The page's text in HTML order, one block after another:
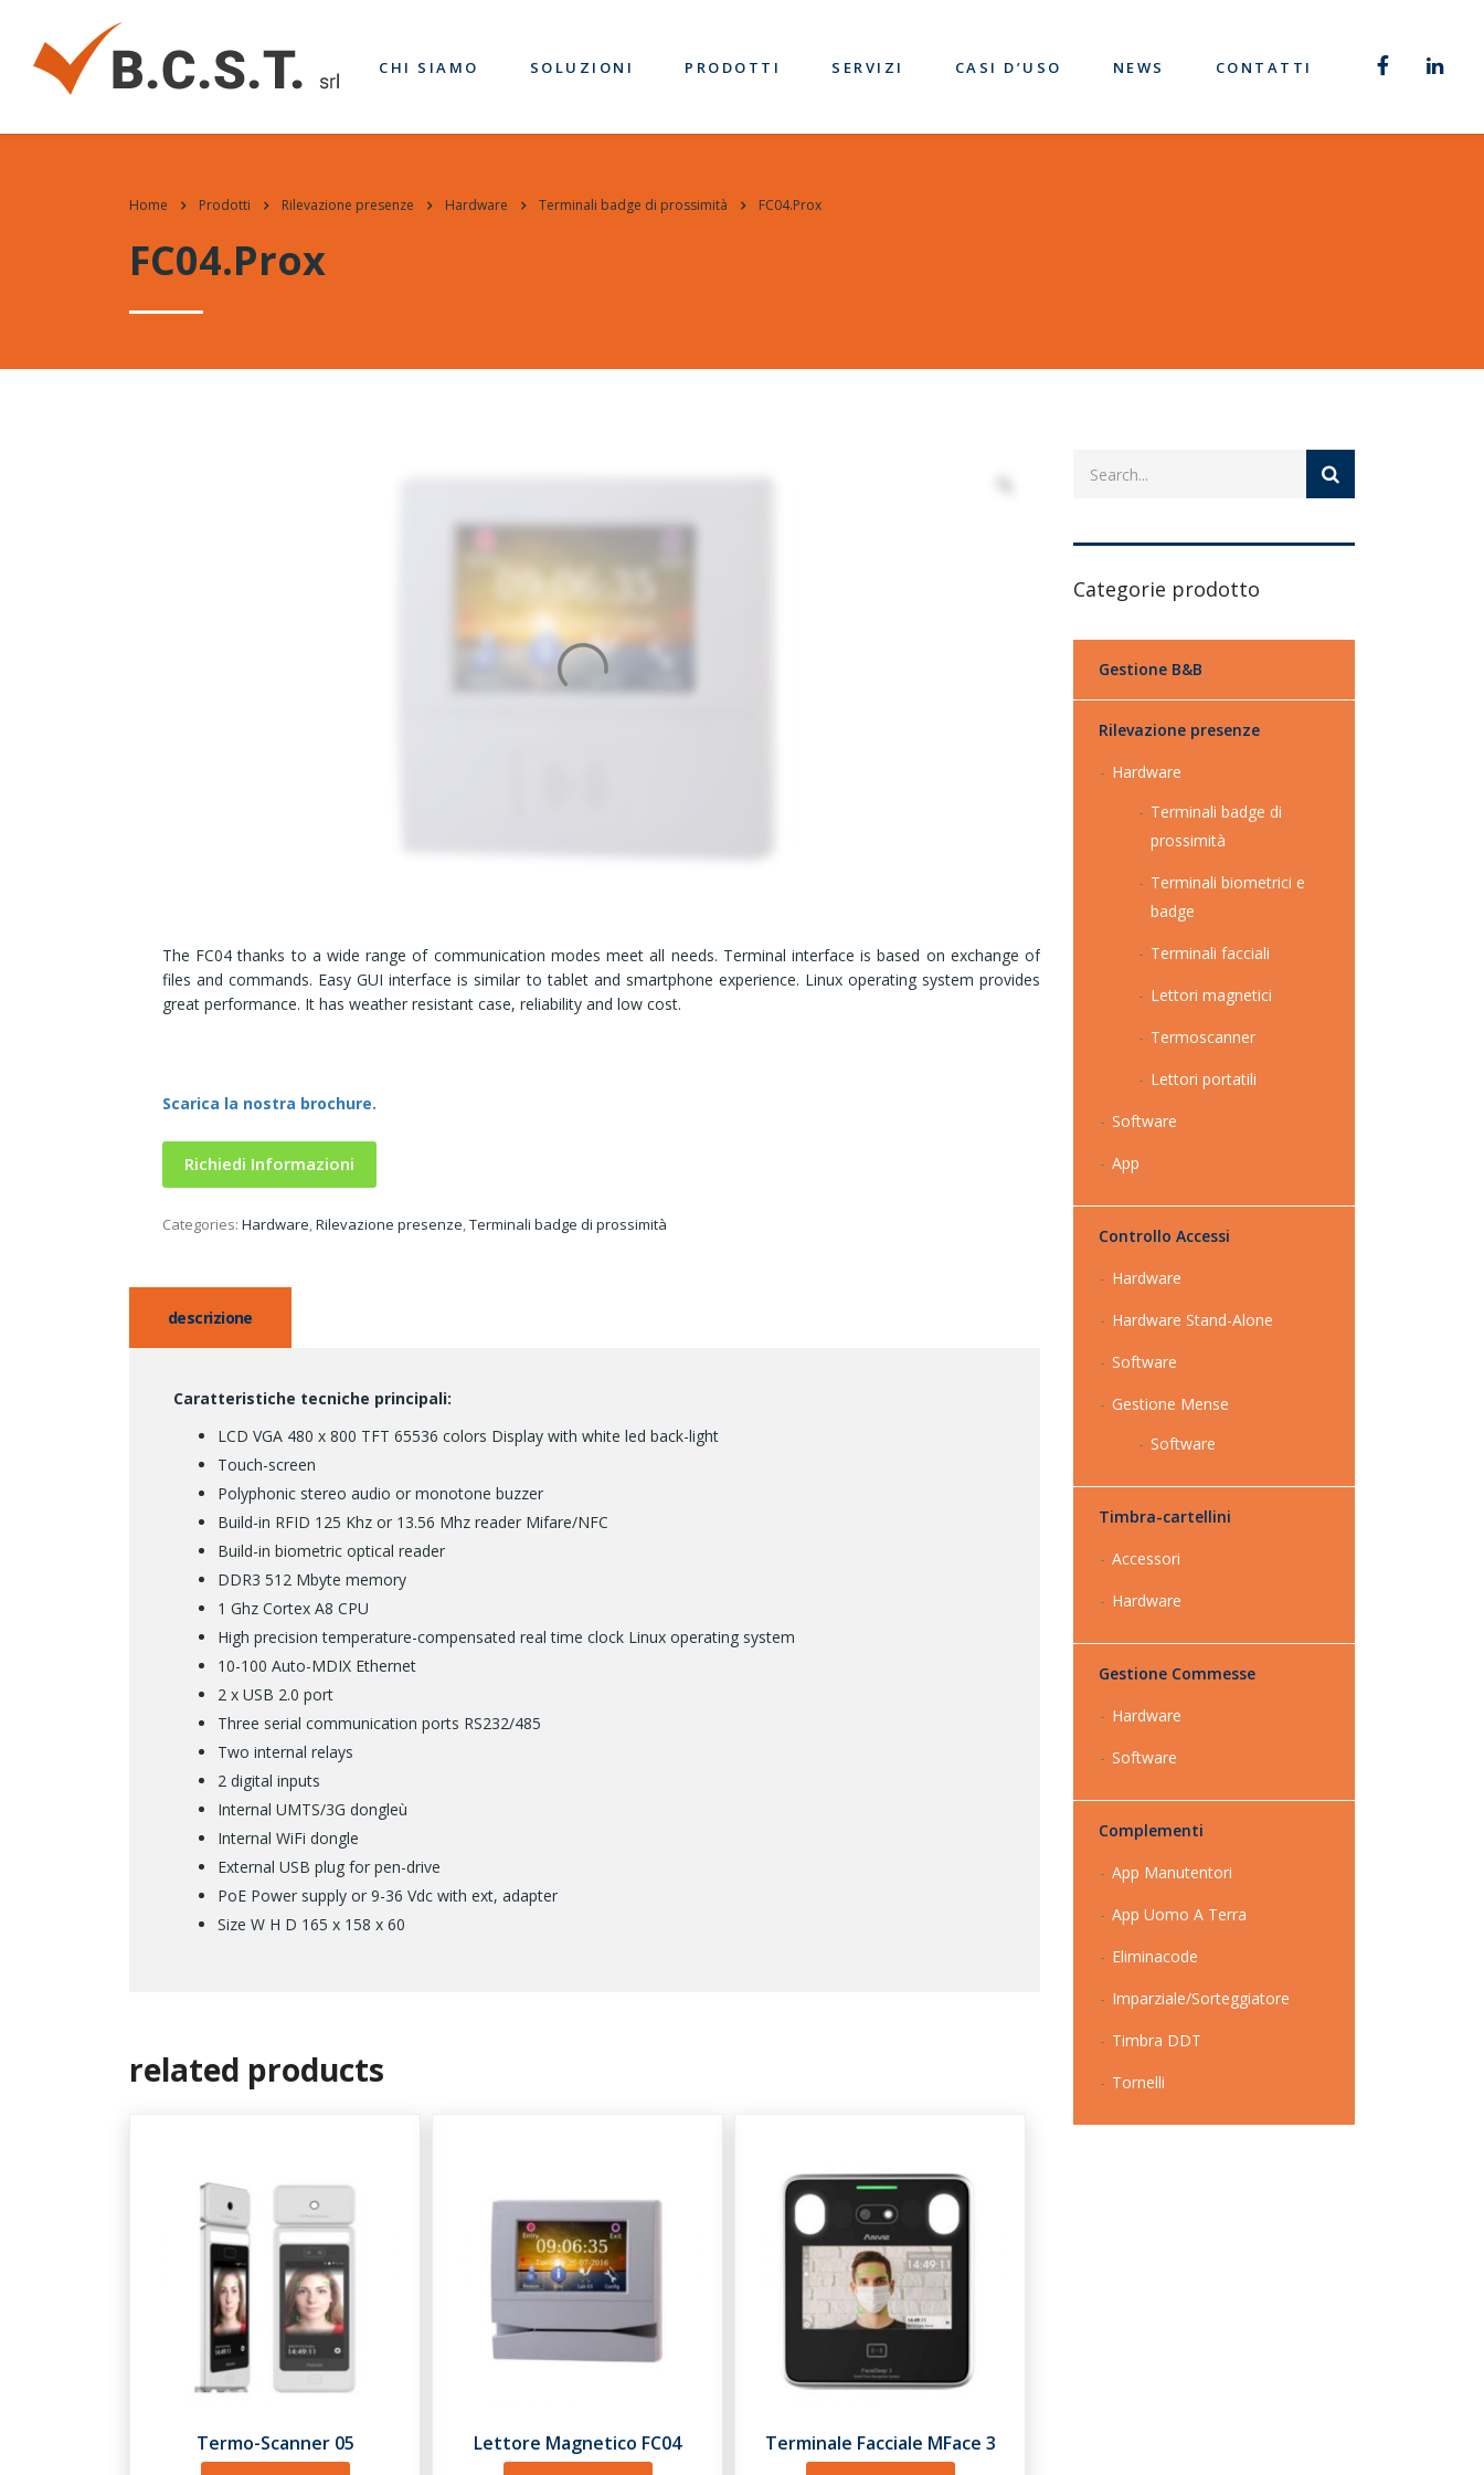
CHI SIAMO SOLUZIONI PRODOTTI SERVIZI CASI D’USO NEWS CONTATTI
Home Prodotti Rilevazione presenze Hardware Terminali badge di prossimità FC04.Prox
FC04.Prox
The FC04 thanks to a wide range of communication modes meet all needs. Terminal interface is based on exchange of
files and commands. Easy GUI interface is similar to tablet and smartphone experience. Linux operating system provides
great performance. It has weather resistant case, reliability and low cost.
Scarica la nostra brochure.
Richiedi Informazioni
Categories: Hardware,Rilevazione presenze,Terminali badge di prossimità
descrizione
Caratteristiche tecniche principali:
LCD VGA 480 x 800 TFT 65536 colors Display with white led back-light
Touch-screen
Polyphonic stereo audio or monotone buzzer
Build-in RFID 125 Khz or 13.56 Mhz reader Mifare/NFC
Build-in biometric optical reader
DDR3 512 Mbyte memory
1 Ghz Cortex A8 CPU
High precision temperature-compensated real time clock Linux operating system
10-100 Auto-MDIX Ethernet
2 x USB 2.0 port
Three serial communication ports RS232/485
Two internal relays
2 digital inputs
Internal UMTS/3G dongleù
Internal WiFi dongle
External USB plug for pen-drive
PoE Power supply or 9-36 Vdc with ext, adapter
Size W H D 165 x 158 x 60
related products
Termo-Scanner 05 Lettore Magnetico FC04 Terminale Facciale MFace 3
Categorie prodotto
Gestione B&B
Rilevazione presenze
Hardware
Terminali badge di
prossimità
Terminali biometrici e
badge
Terminali facciali
Lettori magnetici
Termoscanner
Lettori portatili
Software
App
Controllo Accessi
Hardware
Hardware Stand-Alone
Software
Gestione Mense
Software
Timbra-cartellini
Accessori
Hardware
Gestione Commesse
Hardware
Software
Complementi
App Manutentori
App Uomo A Terra
Eliminacode
Imparziale/Sorteggiatore
Timbra DDT
Tornelli